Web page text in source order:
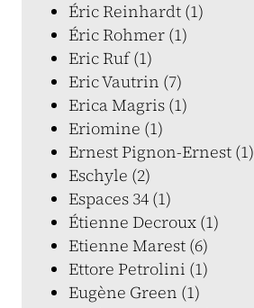
Éric Reinhardt (1)
Éric Rohmer (1)
Eric Ruf (1)
Eric Vautrin (7)
Erica Magris (1)
Eriomine (1)
Ernest Pignon-Ernest (1)
Eschyle (2)
Espaces 34 (1)
Étienne Decroux (1)
Etienne Marest (6)
Ettore Petrolini (1)
Eugène Green (1)